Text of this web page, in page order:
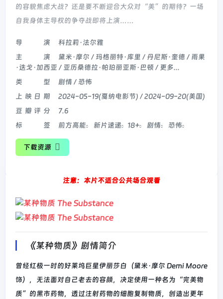
的容貌焦虑大战？还是要不断迎合大众对“美”的期待？一场
自我身体主导权的争夺战即将上演……
导演
科拉莉·法尔雅
主演
黛米·摩尔 / 玛格丽特·库里 / 丹尼斯·奎德 / 雨果
·迭戈·加西亚 / 亚历桑德拉·帕珀丽亚斯·巴顿 / 更多...
类型
剧情 / 恐怖
上映日期
2024-05-19(戛纳电影节) / 2024-09-20(美国)
豆瓣评分
7.6
标签
前方高能 新片速递 18+ 剧情 恐怖
下载资源
注意：本片不适合公共场合观看
《某种物质》剧情简介
曾经红极一时的好莱坞巨星伊丽莎白（黛米·摩尔 Demi Moore
饰），无法面对自己老去的容颜，决定使用一种名为“完美物
质”的黑市药物，透过注射药物的细胞复制物质，创造出更年